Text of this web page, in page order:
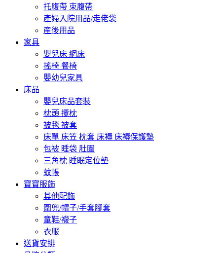
托腹帶 束腹帶
產婦入院用品/走佬袋
産後用品
家具
嬰兒床 網床
搖椅 餐椅
嬰幼兒家具
床品
嬰兒床品套裝
枕頭 攬枕
被毯 被套
床單 床笠 枕套 床褥 床褥保護墊
包被 睡袋 肚圍
三角枕 睡眠定位墊
蚊帳
寶寶服飾
其他配飾
圍兜/帽子/手套腳套
童鞋/襪子
衣服
送貨安排